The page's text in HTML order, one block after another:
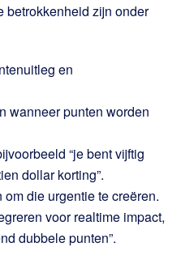
betrokkenheid zijn onder
en
wanneer punten worden
“je bent vijftig
dollar korting”.
die urgentie te creëren.
voor realtime impact,
dubbele punten”.